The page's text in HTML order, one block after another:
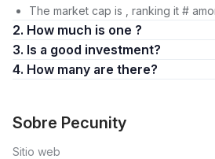
The market cap is , ranking it #
2. How much is one ?
3. Is a good investment?
4. How many are there?
Sobre Pecunity
Sitio web